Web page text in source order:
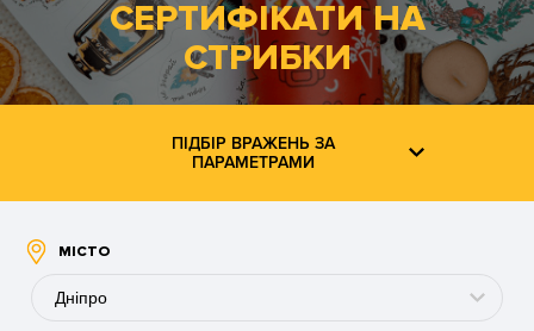
СЕРТИФІКАТИ НА
СТРИБКИ
ПІДБІР ВРАЖЕНЬ ЗА
ПАРАМЕТРАМИ
МІСТО
Дніпро